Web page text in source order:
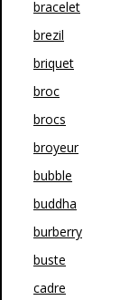
bracelet
brezil
briquet
broc
brocs
broyeur
bubble
buddha
burberry
buste
cadre